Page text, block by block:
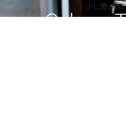
少し濃いめ